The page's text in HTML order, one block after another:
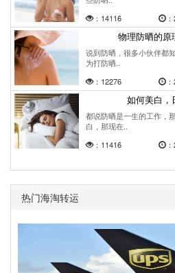
：14116
物理防晒的原
说到防晒，很多小伙伴都
为打防晒..
：12276
如何美白，
都说防晒是一生的工作，
白，那现在..
：11416
热门海淘转运